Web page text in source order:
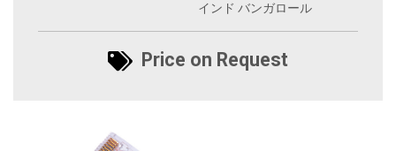
インド バンガロール
Price on Request